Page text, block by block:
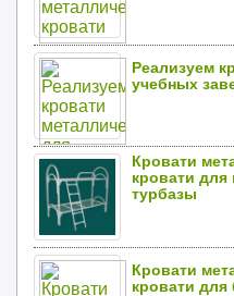
Реализуем
учебных
Кровати
кровати для
турбазы
Кровати
кровати для